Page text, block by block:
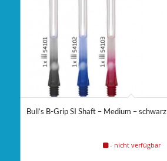
Bull’s B-Grip SI Shaft – Medium – schwarz
- nicht verfügbar